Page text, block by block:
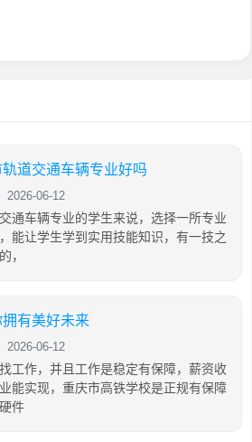
道交通车辆专业好吗
2026-06-12
通车辆专业的学生来说，选择一所专业
能让学生学到实用技能知识，有一技之
，
有美好未来
2026-06-12
工作，并且工作是稳定有保障，薪资收
能实现，重庆市高铁学校是正规有保障
件